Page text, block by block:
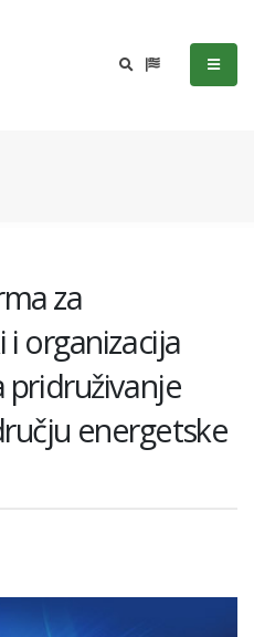
za
organizacija
pridruživanje
energetske